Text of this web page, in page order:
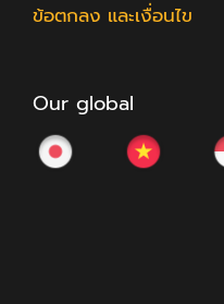
ข้อตกลง และเงื่อนไข
Our global